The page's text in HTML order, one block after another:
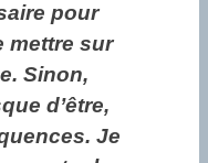
pour
mettre sur
Sinon,
d’être,
Je